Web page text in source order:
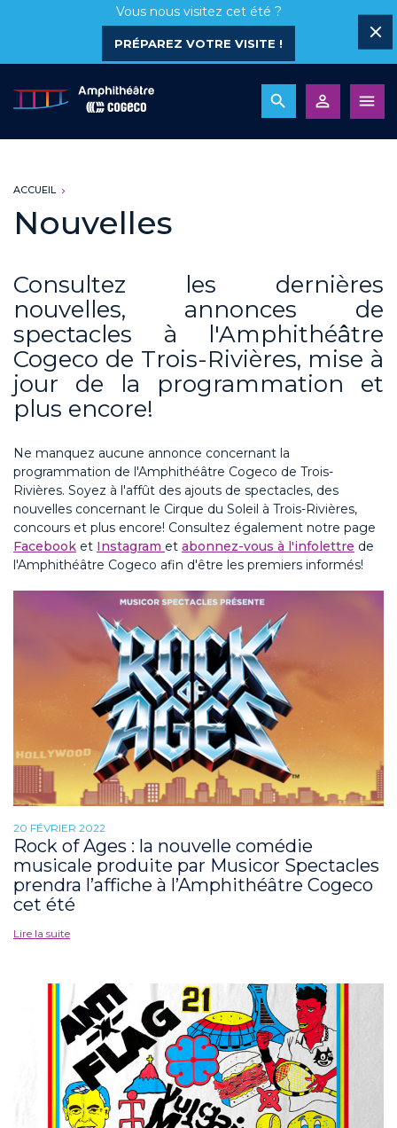
Vous nous visitez cet été ?
PRÉPAREZ VOTRE VISITE !
ACCUEIL
Nouvelles
Consultez les dernières
nouvelles, annonces de
spectacles à l'Amphithéâtre
Cogeco de Trois-Rivières, mise à
jour de la programmation et
plus encore!
Ne manquez aucune annonce concernant la
programmation de l'Amphithéâtre Cogeco de Trois-
Rivières. Soyez à l'affût des ajouts de spectacles, des
nouvelles concernant le Cirque du Soleil à Trois-Rivières,
concours et plus encore! Consultez également notre page
Facebook et Instagram et abonnez-vous à l'infolettre de
l'Amphithéâtre Cogeco afin d'être les premiers informés!
20 FÉVRIER 2022
Rock of Ages : la nouvelle comédie
musicale produite par Musicor Spectacles
prendra l’affiche à l’Amphithéâtre Cogeco
cet été
Lire la suite